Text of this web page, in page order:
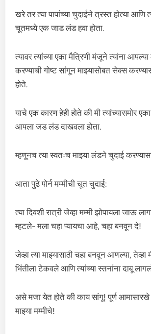
खरे तर त्या पापांच्या चुदाईने त्रस्त होत्या आणि
चूतमध्ये एक जाड लंड हवा होता.
त्यावर त्यांच्या एका मैत्रिणी मंजूने त्यांना
करण्याची गोष्ट सांगून माझ्यासोबत सेक्स
होते.
याचे एक कारण हेही होते की मी त्यांच्यासमोर
आपला जड लंड दाखवला होता.
म्हणूनच त्या स्वतःच माझ्या लंडने चुदाई
आता पुढे पोर्न मम्मीची चूत चुदाई:
त्या दिवशी रात्री जेव्हा मम्मी झोपायला जाऊ
म्हटले- मला चहा प्यायचा आहे, चहा बनवून दे!
जेव्हा त्या माझ्यासाठी चहा बनवून आणल्या, तेव्हा
भिंतीला टेकवले आणि त्यांच्या स्तनांना दाबू
असे मजा येत होते की काय सांगू! पूर्ण
माझ्या मम्मीचे!